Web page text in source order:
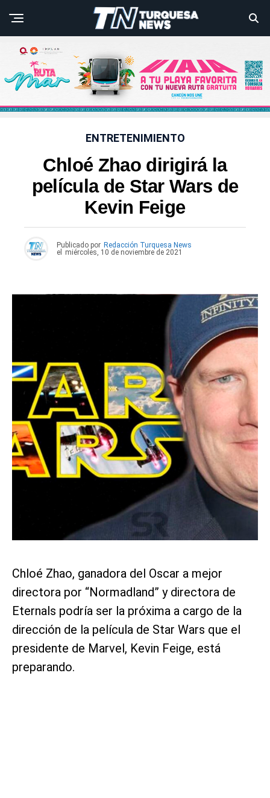
ENTRETENIMIENTO
Chloé Zhao dirigirá la
película de Star Wars de
Kevin Feige
Publicado por Redacción Turquesa News
el
miércoles, 10 de noviembre de 2021
Chloé Zhao, ganadora del Oscar a mejor
directora por “Normadland” y directora de
Eternals podría ser la próxima a cargo de la
dirección de la película de Star Wars que el
presidente de Marvel, Kevin Feige, está
preparando.